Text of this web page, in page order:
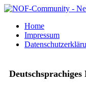
Home
Impressum